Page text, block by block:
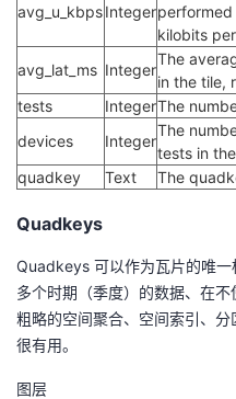
程
认
证
的
实
我
的
藏
支
持
声
建
议
avg_u_kbpsInteger
kilobits
avg_lat_ms Integer
The
in the tile,
tests
IntegerThe
devices
Integer
The
tests in
quadkey
Text The
Quadkeys
Quadkeys 可以作为瓦片的唯
多个时期（季度）的数据、在
粗略的空间聚合、空间索引、
很有用。
图层